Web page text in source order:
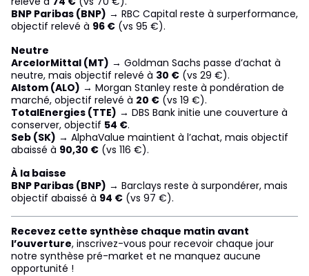
BNP Paribas (BNP) → RBC Capital reste à surperformance,
objectif relevé à 96 € (vs 95 €).
Neutre
ArcelorMittal (MT) → Goldman Sachs passe d’achat à
neutre, mais objectif relevé à 30 € (vs 29 €).
Alstom (ALO) → Morgan Stanley reste à pondération de
marché, objectif relevé à 20 € (vs 19 €).
TotalEnergies (TTE) → DBS Bank initie une couverture à
conserver, objectif 54 €.
Seb (SK) → AlphaValue maintient à l’achat, mais objectif
abaissé à 90,30 € (vs 116 €).
À la baisse
BNP Paribas (BNP) → Barclays reste à surpondérer, mais
objectif abaissé à 94 € (vs 97 €).
Recevez cette synthèse chaque matin avant
l’ouverture, inscrivez-vous pour recevoir chaque jour
notre synthèse pré-market et ne manquez aucune
opportunité !